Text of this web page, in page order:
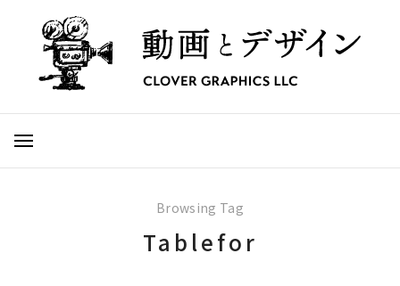
Browsing Tag
Tablefor